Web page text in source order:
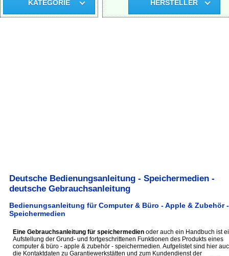
KATEGORIE HERSTELLER
Deutsche Bedienungsanleitung - Speichermedien -
deutsche Gebrauchsanleitung
Bedienungsanleitung für Computer & Büro - Apple & Zubehör -
Speichermedien
Eine Gebrauchsanleitung für speichermedienoder auch ein Handbuch ist
Aufstellung der Grund- und fortgeschrittenen Funktionen des Produkts eines
computer & büro - apple & zubehör - speichermedien. Aufgelistet sind hier
die Kontaktdaten zu Garantiewerkstätten und zum Kundendienst der